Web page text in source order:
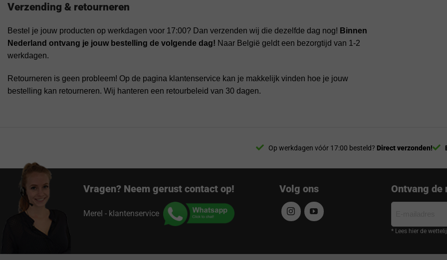
Verzending & retourneren
Bestel je jouw producten op werkdagen voor 17:00? Dan verzenden wij die dezelfde dag nog! Binnen
Nederland ontvang je jouw bestelling de volgende dag! Naar België geldt een bezorgtijd van 1-2
werkdagen.
Retourneren is geen probleem! Op de pagina klantenservice kan je makkelijk vinden hoe je jouw
bestelling kan retourneren. Wij hanteren een retourbeleid van 30 dagen.
Op werkdagen vóór 17:00 besteld? Direct verzonden!
Vragen? Neem gerust contact op!
Merel - klantenservice
Volg ons Ontvang
* Lees hier de